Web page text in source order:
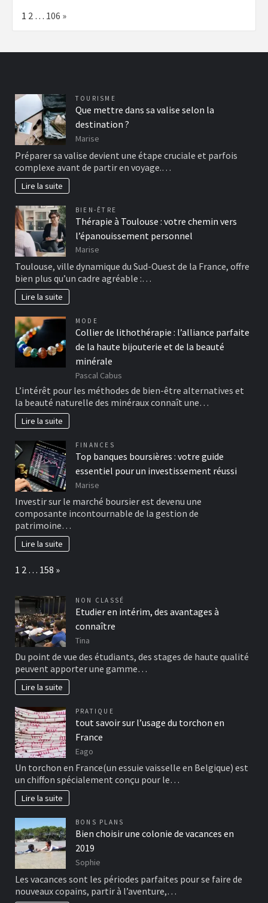
Page:
1 2 … 106 Next
»
TOURISME
Que mettre dans sa valise selon la
destination ?
Marise
Préparer sa valise devient une étape cruciale et parfois
complexe avant de partir en voyage.…
Lire la suite
BIEN-ÊTRE
Thérapie à Toulouse : votre chemin vers
l’épanouissement personnel
Marise
Toulouse, ville dynamique du Sud-Ouest de la France, offre
bien plus qu’un cadre agréable :…
Lire la suite
MODE
Collier de lithothérapie : l’alliance parfaite
de la haute bijouterie et de la beauté
minérale
Pascal Cabus
L’intérêt pour les méthodes de bien-être alternatives et
la beauté naturelle des minéraux connaît une…
Lire la suite
FINANCES
Top banques boursières : votre guide
essentiel pour un investissement réussi
Marise
Investir sur le marché boursier est devenu une
composante incontournable de la gestion de
patrimoine…
Lire la suite
Page:
1 2 … 158 Next
»
NON CLASSÉ
Etudier en intérim, des avantages à
connaître
Tina
Du point de vue des étudiants, des stages de haute qualité
peuvent apporter une gamme…
Lire la suite
PRATIQUE
tout savoir sur l’usage du torchon en
France
Eago
Un torchon en France(un essuie vaisselle en Belgique) est
un chiffon spécialement conçu pour le…
Lire la suite
BONS PLANS
Bien choisir une colonie de vacances en
2019
Sophie
Les vacances sont les périodes parfaites pour se faire de
nouveaux copains, partir à l’aventure,…